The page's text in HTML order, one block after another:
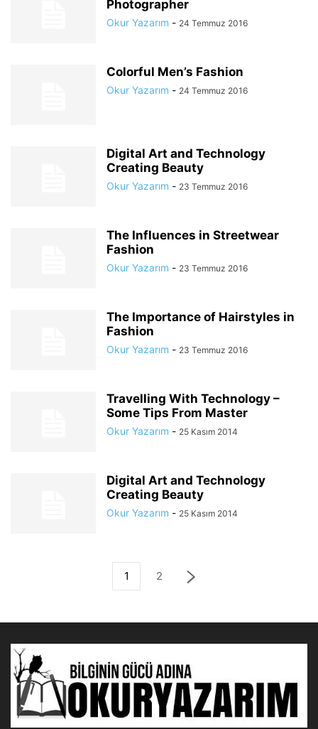
Photographer
Okur Yazarım - 24 Temmuz 2016
Colorful Men’s Fashion
Okur Yazarım - 24 Temmuz 2016
Digital Art and Technology
Creating Beauty
Okur Yazarım - 23 Temmuz 2016
The Influences in Streetwear
Fashion
Okur Yazarım - 23 Temmuz 2016
The Importance of Hairstyles in
Fashion
Okur Yazarım - 23 Temmuz 2016
Travelling With Technology –
Some Tips From Master
Okur Yazarım - 25 Kasım 2014
Digital Art and Technology
Creating Beauty
Okur Yazarım - 25 Kasım 2014
1 2